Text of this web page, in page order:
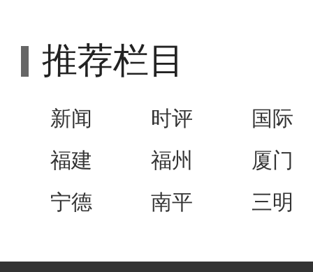
推荐栏目
新闻 时评
国际
福建
福州
厦门
宁德
南平 三明